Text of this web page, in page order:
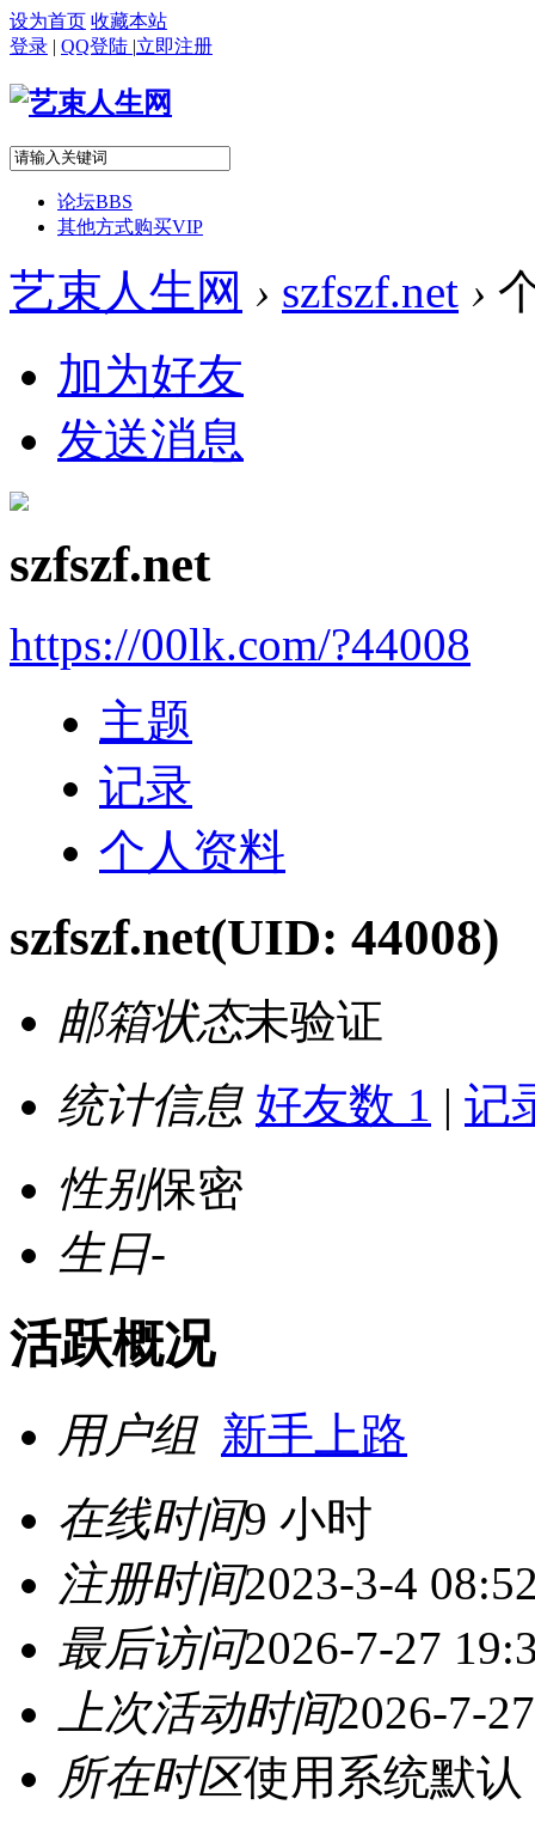
设为首页 收藏本站
登录 | QQ登陆 |立即注册
论坛BBS
其他方式购买VIP
艺束人生网 › szfszf.net ›
加为好友
发送消息
szfszf.net
https://00lk.com/?44008
主题
记录
个人资料
szfszf.net(UID: 44008)
邮箱状态未验证
统计信息 好友数 1 | 记
性别保密
生日-
活跃概况
用户组 新手上路
在线时间9 小时
注册时间2023-3-4
最后访问2026-7-27
上次活动时间2026-7-
所在时区使用系统默认